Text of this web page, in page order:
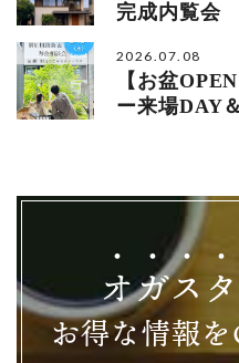
完成内覧会
2026.07.08
【お盆
ー来場DAY
オガス タ
お得な情報